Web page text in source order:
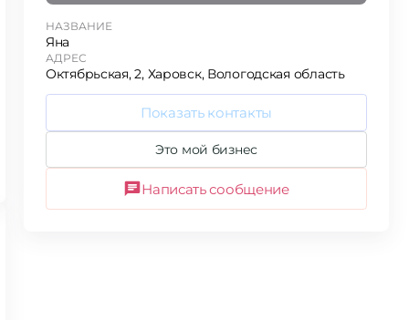
НАЗВАНИЕ
Яна
АДРЕС
Октябрьская, 2, Харовск, Вологодская область
Показать контакты
Это мой бизнес
Написать сообщение